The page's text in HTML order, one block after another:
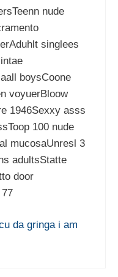
nude
singlees
boysCoone
voyuerBloow
1946Sexxy asss
100 nude
mucosaUnresl 3
adultsStatte
door
da gringa i am